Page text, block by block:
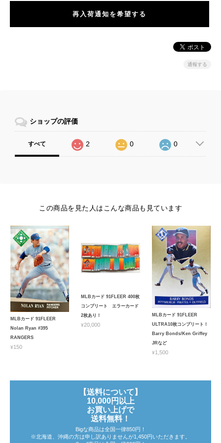
再入荷通知を希望する
通報する
ショップの評価
すべて 2 0 0
この商品を見た人はこんな商品も見ています
MLBカード 91FLEER
Nolan Ryan #395
RANGERS
¥150
MLBカード 91FLEER 400枚
コンプリート エラーカード
2枚あり！
¥20,000
MLBカード 91FLEER
ULTRA10枚コンプリート！
Barry Bonds/Ken Griffey
JRなど
¥1,500
【送料について】
10,000円以上
お買い上げで
送料無料！
Bigな商品は全国一律850円！
※北海道、沖縄の方は申し訳ありませんが1,450円いただきます。